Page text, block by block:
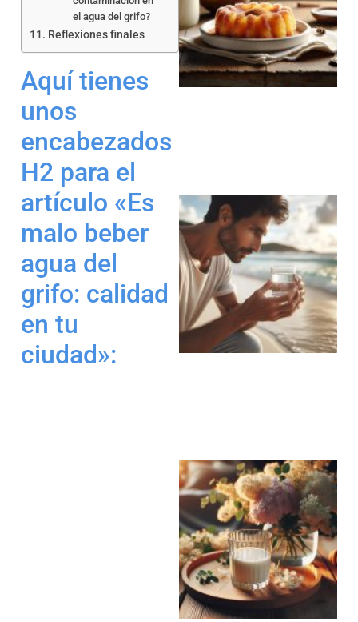
el agua del grifo?
Reflexiones finales
Aquí tienes
unos
encabezados
H2 para el
artículo «Es
malo beber
agua del
grifo: calidad
en tu
ciudad »: